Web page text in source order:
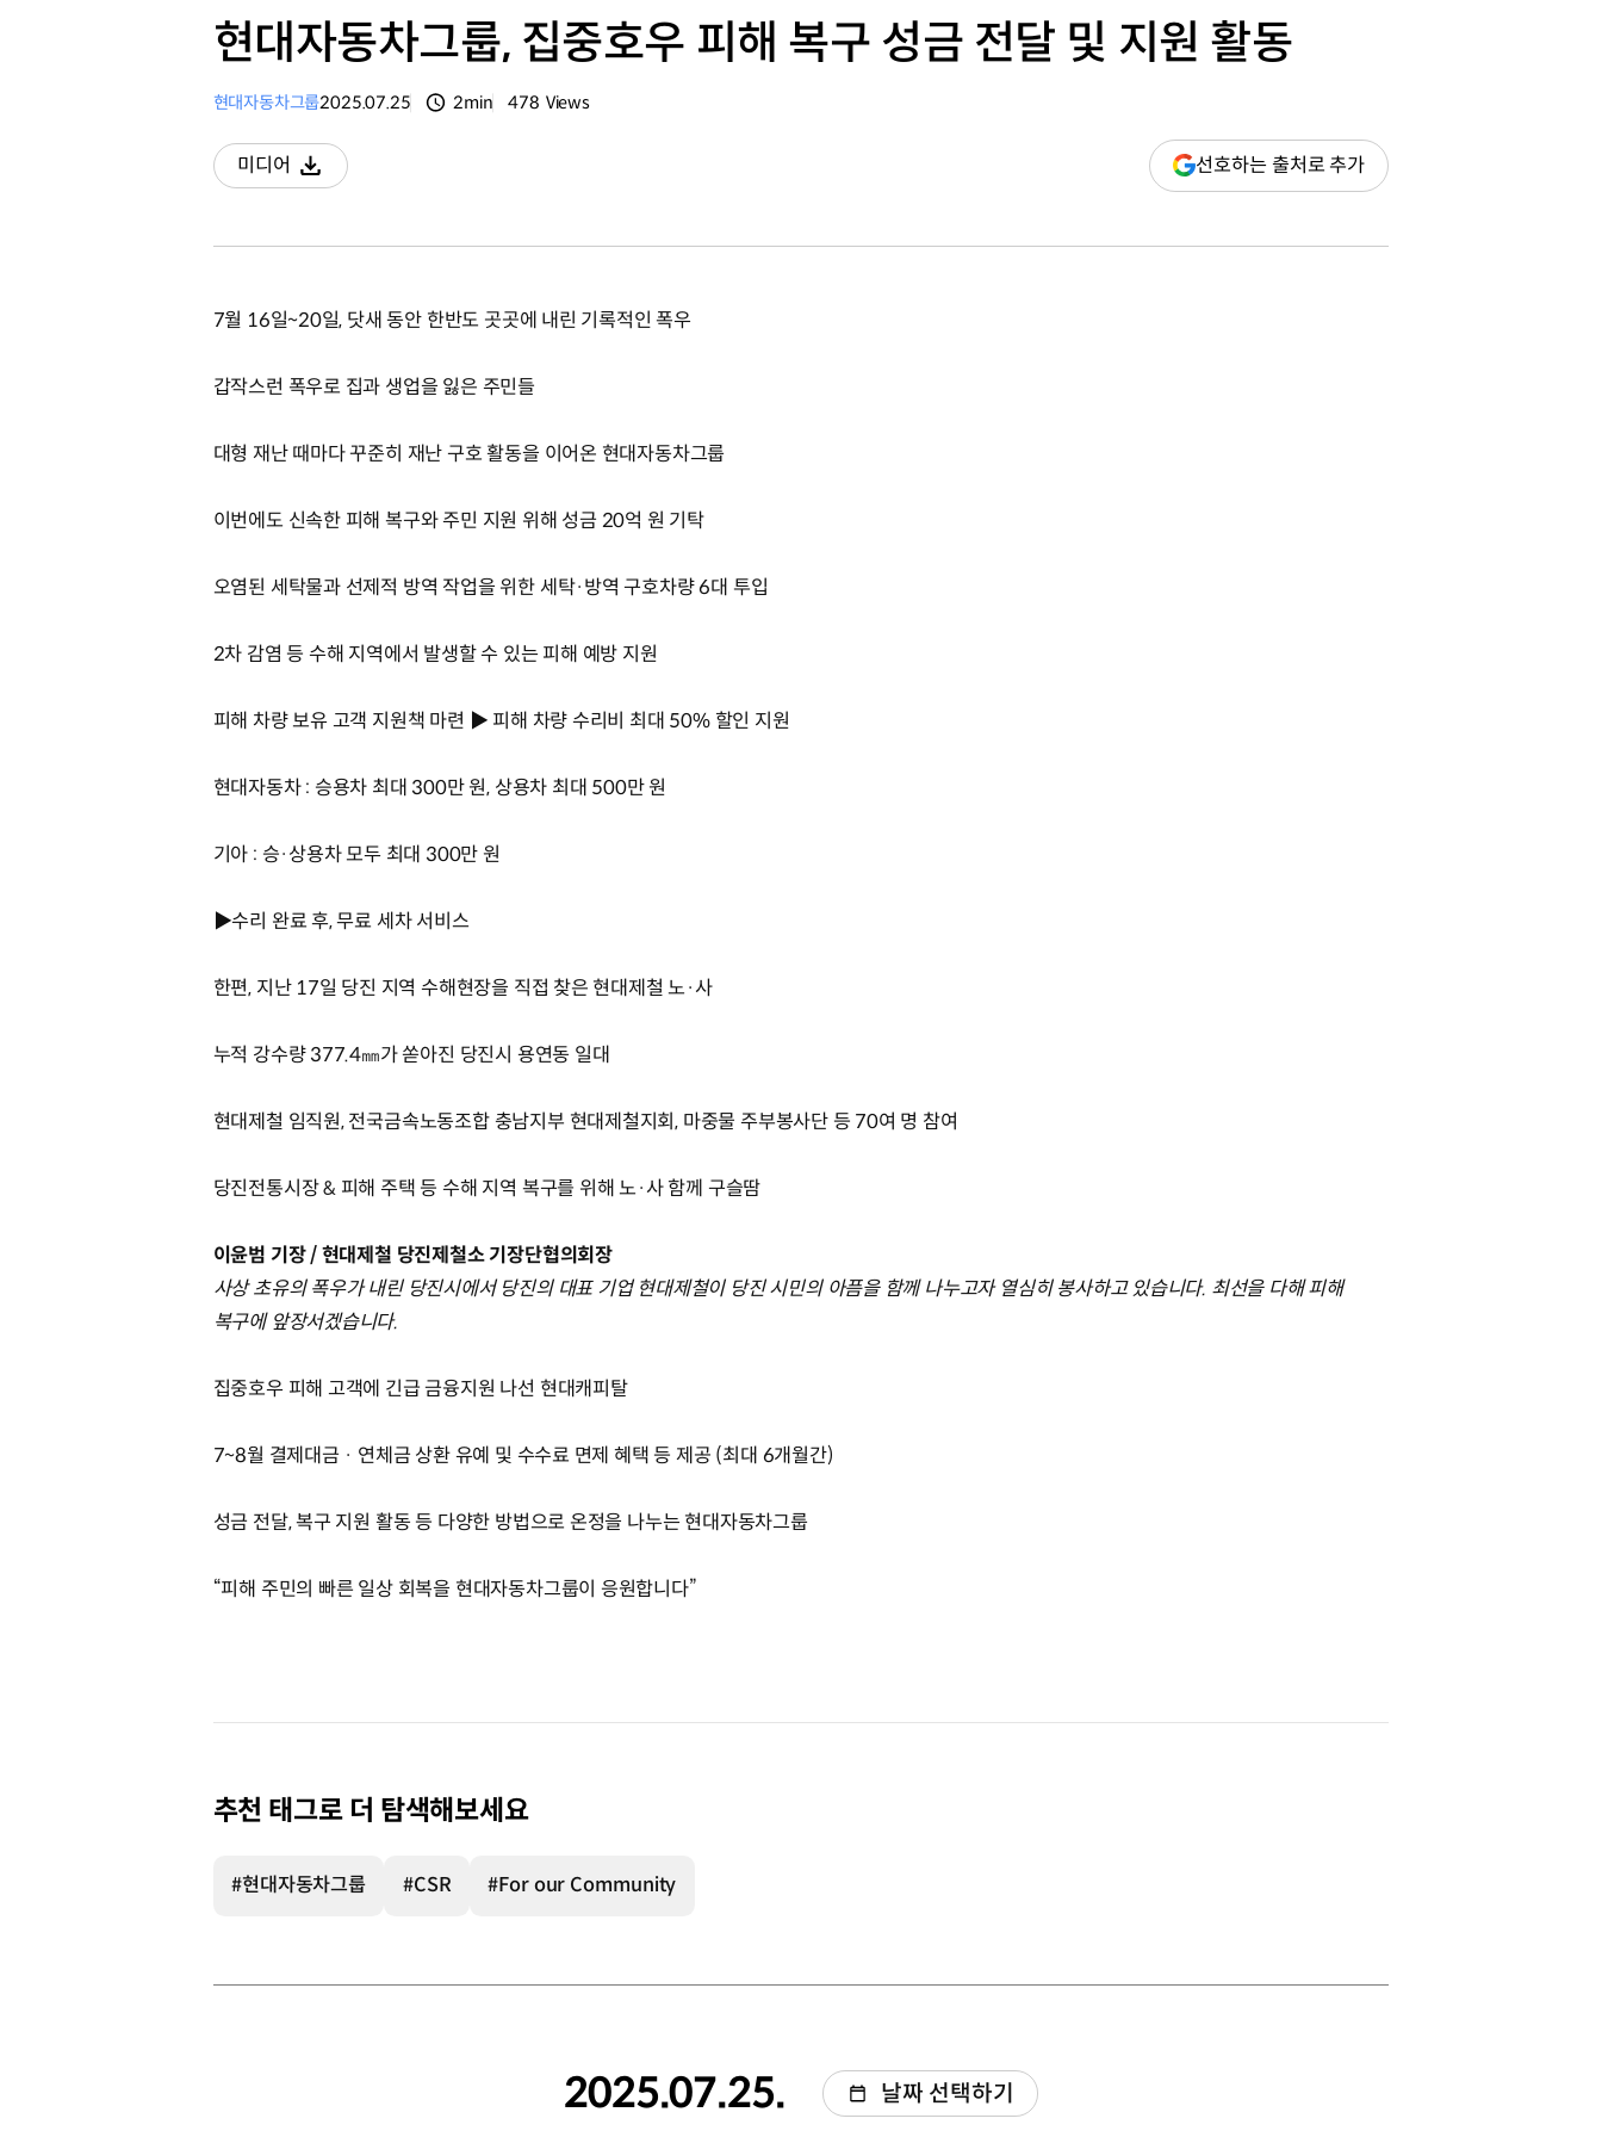
현대자동차그룹, 집중호우 피해 복구 성금 전달 및 지원 활동
현대자동차그룹2025.07.25 2min 478 Views
미디어
다운로드
선호하는 출처로 추가(새
창
7월 16일~20일, 닷새 동안 한반도 곳곳에 내린 기록적인 폭우
갑작스런 폭우로 집과 생업을 잃은 주민들
대형 재난 때마다 꾸준히 재난 구호 활동을 이어온 현대자동차그룹
이번에도 신속한 피해 복구와 주민 지원 위해 성금 20억 원 기탁
오염된 세탁물과 선제적 방역 작업을 위한 세탁·방역 구호차량 6대 투입
2차 감염 등 수해 지역에서 발생할 수 있는 피해 예방 지원
피해 차량 보유 고객 지원책 마련 ▶ 피해 차량 수리비 최대 50% 할인 지원
현대자동차 : 승용차 최대 300만 원, 상용차 최대 500만 원
기아 : 승·상용차 모두 최대 300만 원
▶수리 완료 후, 무료 세차 서비스
한편, 지난 17일 당진 지역 수해현장을 직접 찾은 현대제철 노·사
누적 강수량 377.4㎜가 쏟아진 당진시 용연동 일대
현대제철 임직원, 전국금속노동조합 충남지부 현대제철지회, 마중물 주부봉사단 등 70여 명 참여
당진전통시장 & 피해 주택 등 수해 지역 복구를 위해 노·사 함께 구슬땀
이윤범 기장 / 현대제철 당진제철소 기장단협의회장
사상 초유의 폭우가 내린 당진시에서 당진의 대표 기업 현대제철이 당진 시민의 아픔을 함께 나누고자 열심히 봉사하고 있습니다. 최선을 다해 피해
복구에 앞장서겠습니다.
집중호우 피해 고객에 긴급 금융지원 나선 현대캐피탈
7~8월 결제대금 · 연체금 상환 유예 및 수수료 면제 혜택 등 제공 (최대 6개월간)
성금 전달, 복구 지원 활동 등 다양한 방법으로 온정을 나누는 현대자동차그룹
“피해 주민의 빠른 일상 회복을 현대자동차그룹이 응원합니다”
추천 태그로 더 탐색해보세요
#현대자동차그룹 #CSR #For our Community
2025.07.25. 날짜 선택하기